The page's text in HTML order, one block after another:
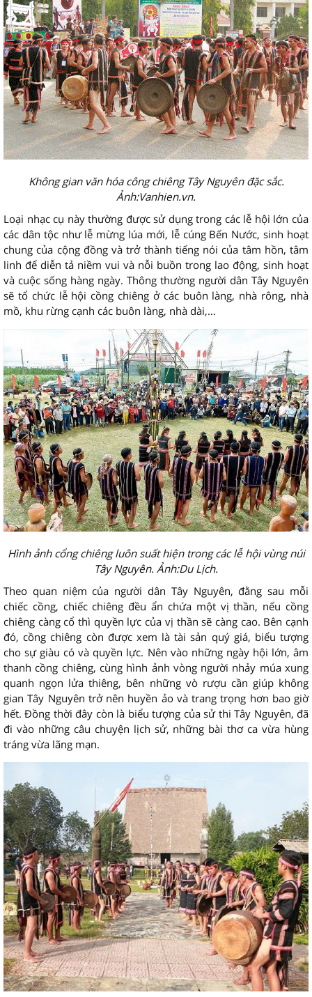
Không gian văn hóa công chiêng Tây Nguyên đặc sắc.
Ảnh:Vanhien.vn.
Loại nhạc cụ này thường được sử dụng trong các lễ hội lớn của
các dân tộc như lễ mừng lúa mới, lễ cúng Bến Nước, sinh hoạt
chung của cộng đồng và trở thành tiếng nói của tâm hồn, tâm
linh để diễn tả niềm vui và nỗi buồn trong lao động, sinh hoạt
và cuộc sống hàng ngày. Thông thường người dân Tây Nguyên
sẽ tổ chức lễ hội cồng chiêng ở các buôn làng, nhà rông, nhà
mồ, khu rừng cạnh các buôn làng, nhà dài,…
Hình ảnh cổng chiêng luôn suất hiện trong các lễ hội vùng núi
Tây Nguyên. Ảnh:Du Lịch.
Theo quan niệm của người dân Tây Nguyên, đằng sau mỗi
chiếc cồng, chiếc chiêng đều ẩn chứa một vị thần, nếu cồng
chiêng càng cổ thì quyền lực của vị thần sẽ càng cao. Bên cạnh
đó, cồng chiêng còn được xem là tài sản quý giá, biểu tượng
cho sự giàu có và quyền lực. Nên vào những ngày hội lớn, âm
thanh cồng chiêng, cùng hình ảnh vòng người nhảy múa xung
quanh ngọn lửa thiêng, bên những vò rượu cần giúp không
gian Tây Nguyên trở nên huyền ảo và trang trọng hơn bao giờ
hết. Đồng thời đây còn là biểu tượng của sử thi Tây Nguyên, đã
đi vào những câu chuyện lịch sử, những bài thơ ca vừa hùng
tráng vừa lãng mạn.